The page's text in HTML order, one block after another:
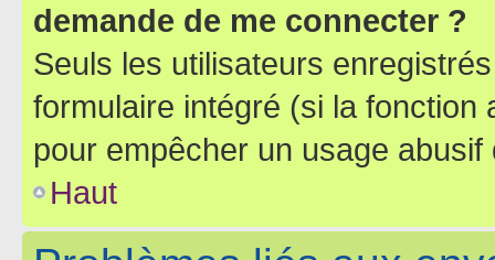
demande de me connecter ?
Seuls les utilisateurs
formulaire intégré (si la fonction
pour empêcher un usage
Haut